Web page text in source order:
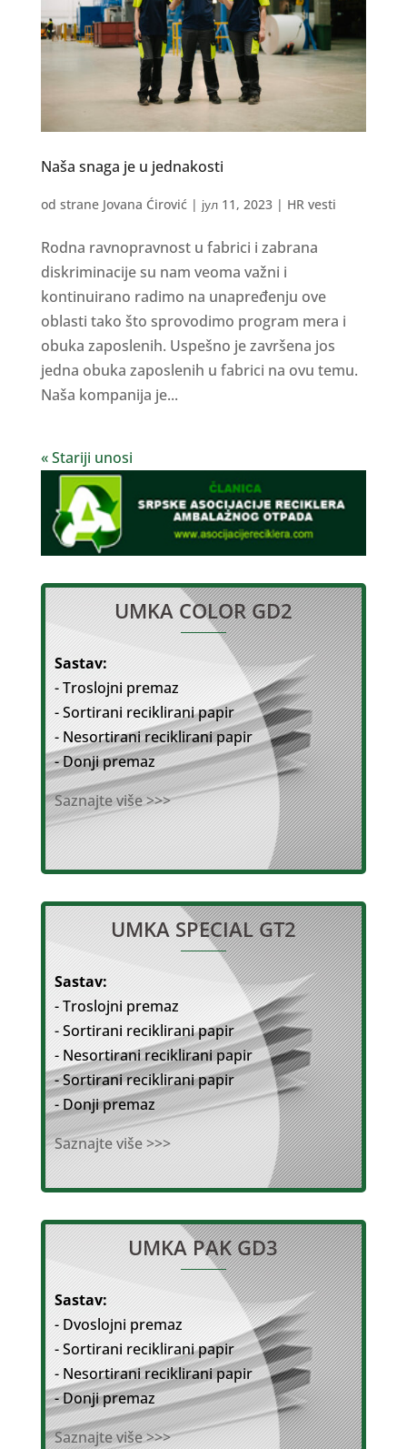
Naša snaga je u jednakosti
od strane Jovana Ćirović| јул 11, 2023| HR vesti
Rodna ravnopravnost u fabrici i zabrana
diskriminacije su nam veoma važni i
kontinuirano radimo na unapređenju ove
oblasti tako što sprovodimo program mera i
obuka zaposlenih. Uspešno je završena jos
jedna obuka zaposlenih u fabrici na ovu temu.
Naša kompanija je...
« Stariji unosi
UMKA COLOR GD2
Sastav:
- Troslojni premaz
- Sortirani reciklirani papir
- Nesortirani reciklirani papir
- Donji premaz
Saznajte više >>>
UMKA SPECIAL GT2
Sastav:
- Troslojni premaz
- Sortirani reciklirani papir
- Nesortirani reciklirani papir
- Sortirani reciklirani papir
- Donji premaz
Saznajte više >>>
UMKA PAK GD3
Sastav:
- Dvoslojni premaz
- Sortirani reciklirani papir
- Nesortirani reciklirani papir
- Donji premaz
Saznajte više >>>